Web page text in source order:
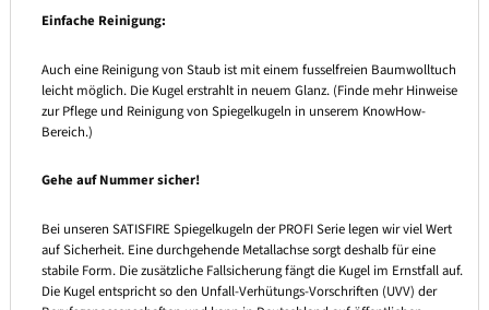
Einfache Reinigung:
Auch eine Reinigung von Staub ist mit einem fusselfreien Baumwolltuch
leicht möglich. Die Kugel erstrahlt in neuem Glanz. (Finde mehr Hinweise
zur Pflege und Reinigung von Spiegelkugeln in unserem KnowHow-
Bereich.)
Gehe auf Nummer sicher!
Bei unseren SATISFIRE Spiegelkugeln der PROFI Serie legen wir viel Wert
auf Sicherheit. Eine durchgehende Metallachse sorgt deshalb für eine
stabile Form. Die zusätzliche Fallsicherung fängt die Kugel im Ernstfall auf.
Die Kugel entspricht so den Unfall-Verhütungs-Vorschriften (UVV) der